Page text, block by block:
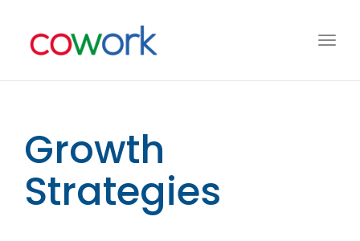
Growth
Strategies